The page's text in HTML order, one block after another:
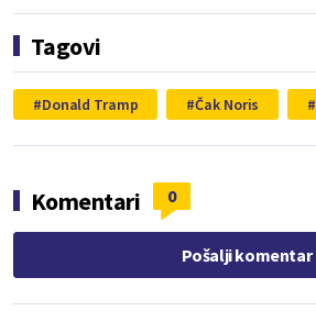
Tagovi
Donald Tramp Čak Noris
Komentari 0
Pošalji komentar